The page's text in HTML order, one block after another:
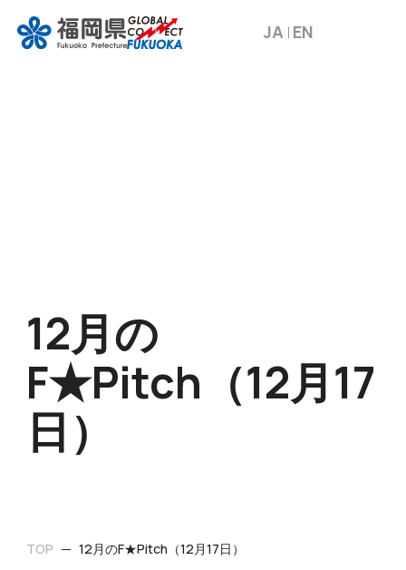
JA EN
12月の
F★Pitch⁨⁩（12月17
日）
TOP 12月のF★Pitch⁨⁩（12月17日）